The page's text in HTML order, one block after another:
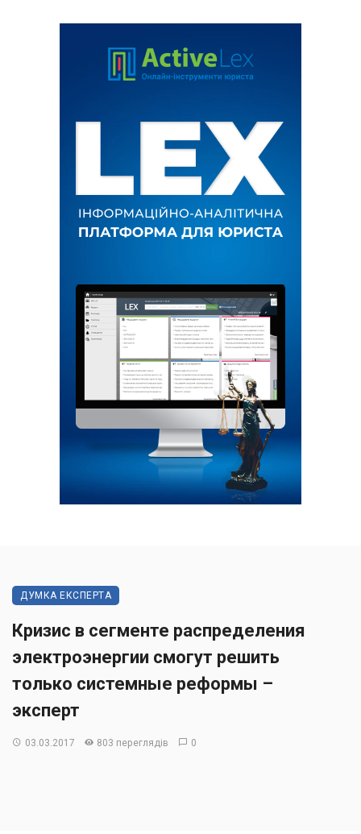
ДУМКА ЕКСПЕРТА
Кризис в сегменте распределения
электроэнергии смогут решить
только системные реформы –
эксперт
03.03.2017 803 переглядів 0